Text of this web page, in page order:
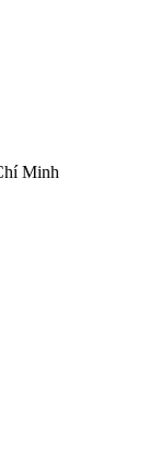
Minh